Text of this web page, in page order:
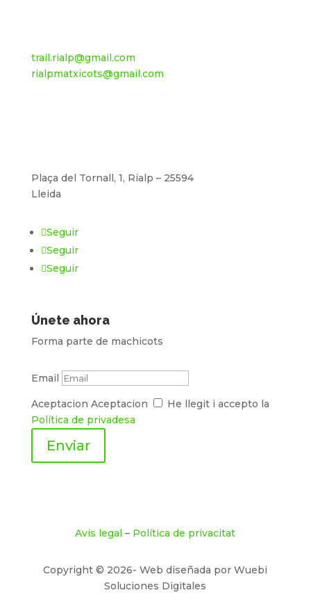
trail.rialp@gmail.com
rialpmatxicots@gmail.com
Plaça del Tornall, 1, Rialp – 25594
Lleida
Seguir
Seguir
Seguir
Únete ahora
Forma parte de machicots
Email
Aceptacion Aceptacion
He llegit i accepto la
Política de privadesa
Enviar
Avis legal – Política de privacitat
Copyright © 2026- Web diseñada por Wuebi
Soluciones Digitales